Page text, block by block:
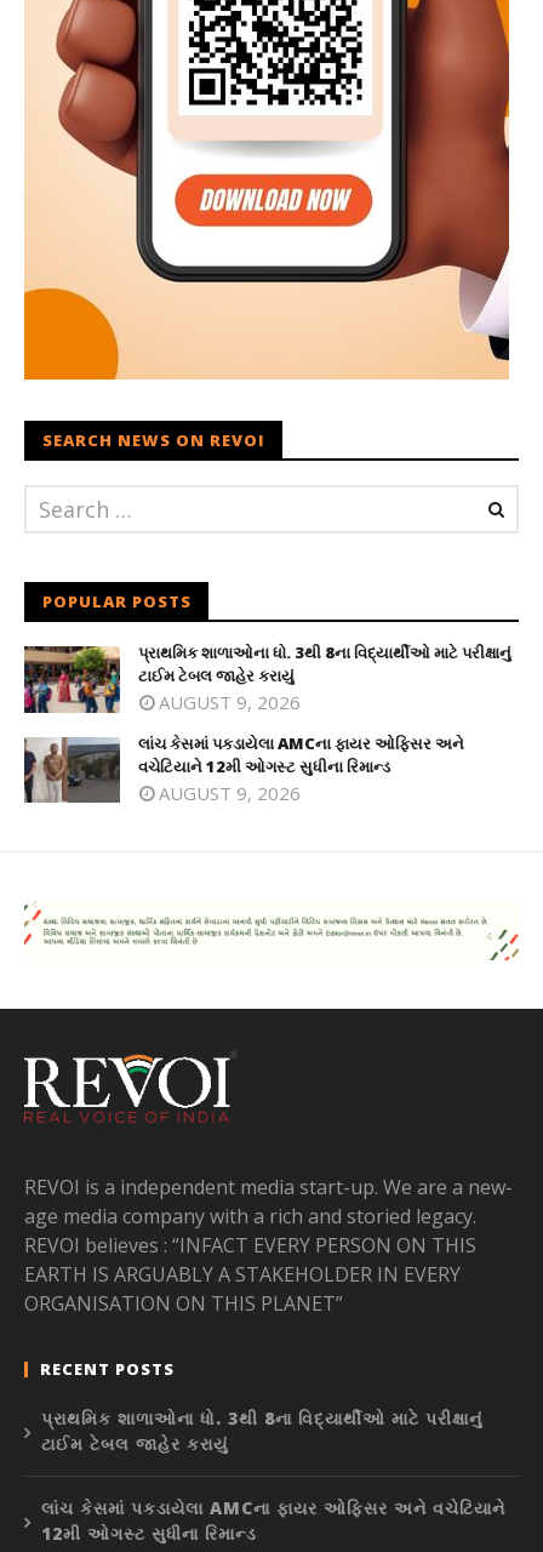
SEARCH NEWS ON REVOI
POPULAR POSTS
પ્રાથમિક શાળાઓના ધો. 3થી 8ના વિદ્યાર્થીઓ માટે પરીક્ષાનું
ટાઈમ ટેબલ જાહેર કરાયું
AUGUST 9, 2026
લાંચ કેસમાં પકડાયેલા AMCના ફાયર ઓફિસર અને
વચેટિયાને 12મી ઓગસ્ટ સુધીના રિમાન્ડ
AUGUST 9, 2026
REVOI is a independent media start-up. We are a new-
age media company with a rich and storied legacy.
REVOI believes : “INFACT EVERY PERSON ON THIS
EARTH IS ARGUABLY A STAKEHOLDER IN EVERY
ORGANISATION ON THIS PLANET”
RECENT POSTS
પ્રાથમિક શાળાઓના ધો. 3થી 8ના વિદ્યાર્થીઓ માટે પરીક્ષાનું
ટાઈમ ટેબલ જાહેર કરાયું
લાંચ કેસમાં પકડાયેલા AMCના ફાયર ઓફિસર અને વચેટિયાને
12મી ઓગસ્ટ સુધીના રિમાન્ડ